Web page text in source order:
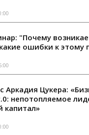
"Почему
ошибки к этому
Аркадия Цукера:
непотопляемое
капитал»